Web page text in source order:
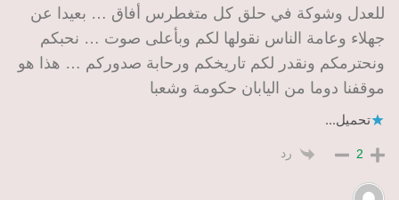
للعدل وشوكة في حلق كل متغطرس أفاق … بعيدا عن
جهلاء وعامة الناس نقولها لكم وبأعلى صوت … نحبكم
ونحترمكم ونقدر لكم تاريخكم ورحابة صدوركم … هذا هو
موقفنا دوما من اليابان حكومة وشعبا
تحميل...
2 رد